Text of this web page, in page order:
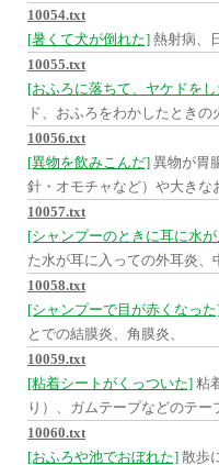
10054.txt
[暑くて犬が倒れた] 熱射病、
10055.txt
[おふろに落ちて、ヤケドを
ド、おふろをわかしたときの
10056.txt
[異物を飲みこんだ] 異物が胃
針・オモチャなど）や大きな
10057.txt
[シャンプーのときに耳に水
た水が耳に入っての外耳炎、
10058.txt
[シャンプーで目が赤くなっ
とでの結膜炎、角膜炎、
10059.txt
[粘着シートがくっついた] 粘
り）、ガムテープなどのテー
10060.txt
[おふろや池でおぼれた] 散歩